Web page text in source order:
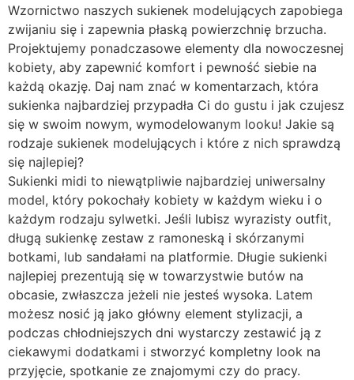
Wzornictwo naszych sukienek modelujących zapobiega
zwijaniu się i zapewnia płaską powierzchnię brzucha.
Projektujemy ponadczasowe elementy dla nowoczesnej
kobiety, aby zapewnić komfort i pewność siebie na
każdą okazję. Daj nam znać w komentarzach, która
sukienka najbardziej przypadła Ci do gustu i jak czujesz
się w swoim nowym, wymodelowanym looku! Jakie są
rodzaje sukienek modelujących i które z nich sprawdzą
się najlepiej?
Sukienki midi to niewątpliwie najbardziej uniwersalny
model, który pokochały kobiety w każdym wieku i o
każdym rodzaju sylwetki. Jeśli lubisz wyrazisty outfit,
długą sukienkę zestaw z ramoneską i skórzanymi
botkami, lub sandałami na platformie. Długie sukienki
najlepiej prezentują się w towarzystwie butów na
obcasie, zwłaszcza jeżeli nie jesteś wysoka. Latem
możesz nosić ją jako główny element stylizacji, a
podczas chłodniejszych dni wystarczy zestawić ją z
ciekawymi dodatkami i stworzyć kompletny look na
przyjęcie, spotkanie ze znajomymi czy do pracy.